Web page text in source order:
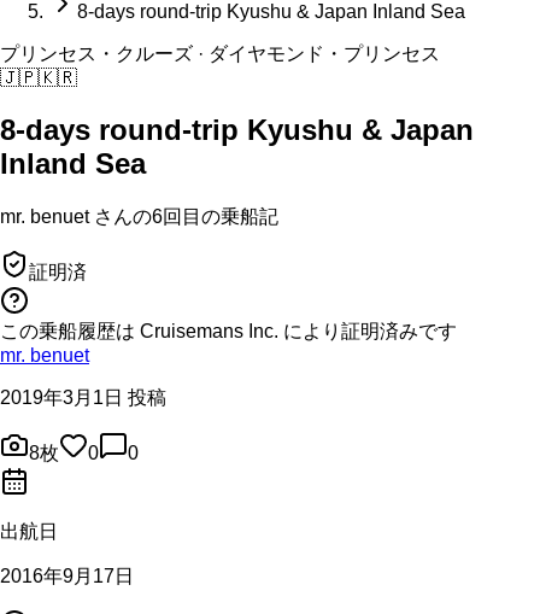
8-days round-trip Kyushu & Japan Inland Sea
プリンセス・クルーズ · ダイヤモンド・プリンセス
🇯🇵🇰🇷
8-days round-trip Kyushu & Japan
Inland Sea
mr. benuetさんの6回目の乗船記
証明済
この乗船履歴は Cruisemans Inc. により証明済みです
mr. benuet
2019年3月1日 投稿
8枚 0 0
出航日
2016年9月17日